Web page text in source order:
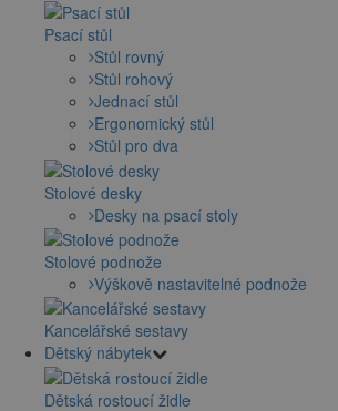
Psací stůl
Stůl rovný
Stůl rohový
Jednací stůl
Ergonomický stůl
Stůl pro dva
Stolové desky
Desky na psací stoly
Stolové podnože
Výškově nastavitelné podnože
Kancelářské sestavy
Dětský nábytek
Dětská rostoucí židle